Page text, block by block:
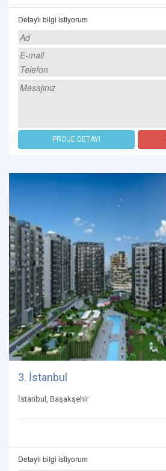
Detaylı bilgi istiyorum
PROJE DETAYI
3. İstanbul
İstanbul, Başakşehir
Detaylı bilgi istiyorum